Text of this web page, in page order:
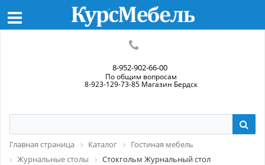
8-952-902-66-00
По общим вопросам
8-923-129-73-85 Магазин Бердск
Главная страница Каталог
Гостиная мебель
Журнальные столы
Стокгольм Журнальный стол